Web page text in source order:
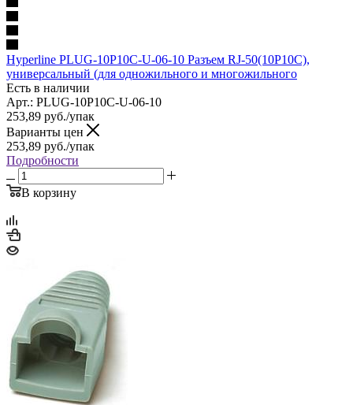
Hyperline PLUG-10P10C-U-06-10 Разъем RJ-50(10P10C),
универсальный (для одножильного и многожильного
Есть в наличии
Арт.: PLUG-10P10C-U-06-10
253,89 руб./упак
Варианты цен
253,89 руб./упак
Подробности
В корзину